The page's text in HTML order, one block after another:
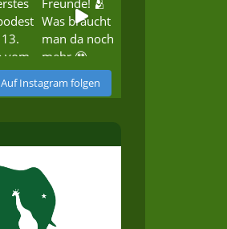
Auf Instagram folgen